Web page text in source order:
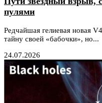
пулями
Редчайшая гелиевая новая
тайну своей «бабочки», но...
24.07.2026